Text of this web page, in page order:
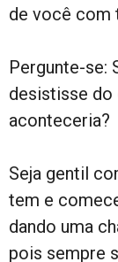
de você com
Pergunte-se:
desistisse do
aconteceria?
Seja gentil
tem e
dando uma
pois sempre